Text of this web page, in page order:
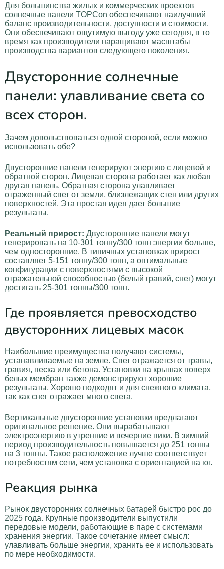
Для большинства жилых и коммерческих проектов
солнечные панели TOPCon обеспечивают наилучший
баланс производительности, доступности и стоимости.
Они обеспечивают ощутимую выгоду уже сегодня, в то
время как производители наращивают масштабы
производства вариантов следующего поколения.
Двусторонние солнечные
панели: улавливание света со
всех сторон.
Зачем довольствоваться одной стороной, если можно
использовать обе?
Двусторонние панели генерируют энергию с лицевой и
обратной сторон. Лицевая сторона работает как любая
другая панель. Обратная сторона улавливает
отраженный свет от земли, близлежащих стен или других
поверхностей. Эта простая идея дает большие
результаты.
Реальный прирост: Двусторонние панели могут
генерировать на 10-301 тонну/300 тонн энергии больше,
чем односторонние. В типичных установках прирост
составляет 5-151 тонну/300 тонн, а оптимальные
конфигурации с поверхностями с высокой
отражательной способностью (белый гравий, снег) могут
достигать 25-301 тонны/300 тонн.
Где проявляется превосходство
двусторонних лицевых масок
Наибольшие преимущества получают системы,
устанавливаемые на земле. Свет отражается от травы,
гравия, песка или бетона. Установки на крышах поверх
белых мембран также демонстрируют хорошие
результаты. Хорошо подходят и для снежного климата,
так как снег отражает много света.
Вертикальные двусторонние установки предлагают
оригинальное решение. Они вырабатывают
электроэнергию в утренние и вечерние пики. В зимний
период производительность повышается до 251 тонны
на 3 тонны. Такое расположение лучше соответствует
потребностям сети, чем установка с ориентацией на юг.
Реакция рынка
Рынок двусторонних солнечных батарей быстро рос до
2025 года. Крупные производители выпустили
передовые модели, работающие в паре с системами
хранения энергии. Такое сочетание имеет смысл:
улавливать больше энергии, хранить ее и использовать
по мере необходимости.